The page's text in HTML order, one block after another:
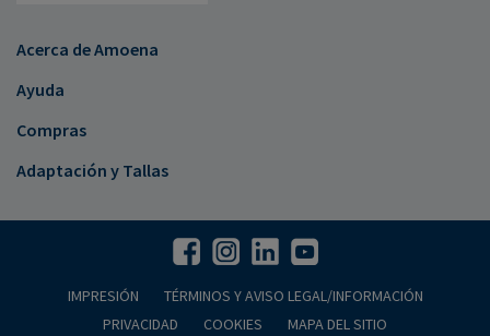
Acerca de Amoena
Ayuda
Compras
Adaptación y Tallas
IMPRESIÓN
TÉRMINOS Y AVISO LEGAL/INFORMACIÓN
PRIVACIDAD
COOKIES MAPA DEL SITIO